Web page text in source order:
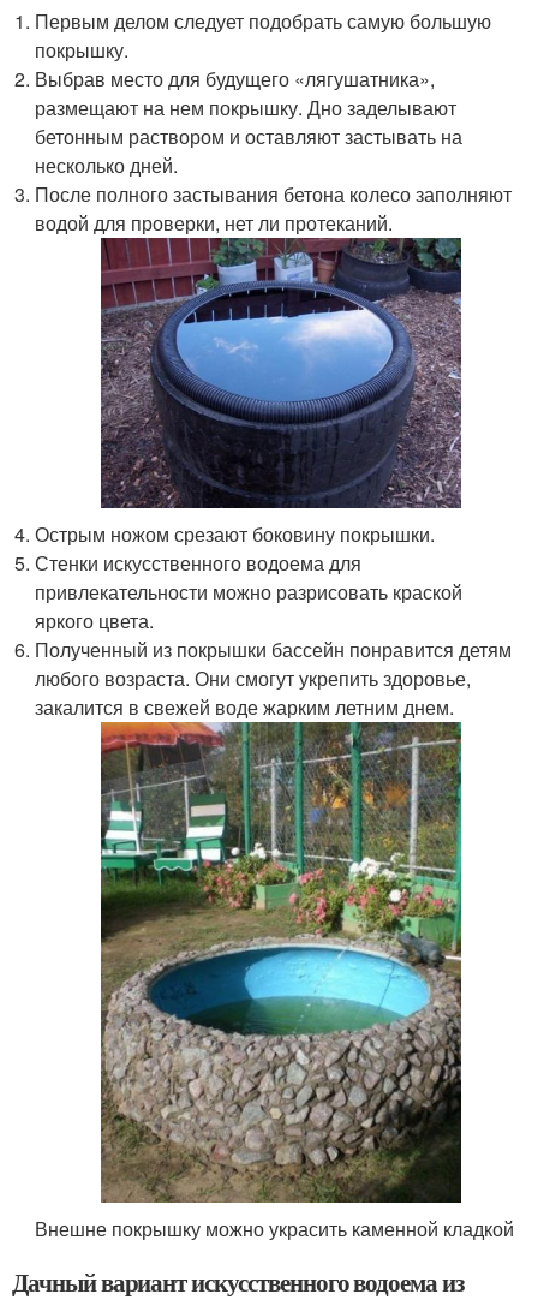
Первым делом следует подобрать самую большую
покрышку.
Выбрав место для будущего «лягушатника»,
размещают на нем покрышку. Дно заделывают
бетонным раствором и оставляют застывать на
несколько дней.
После полного застывания бетона колесо заполняют
водой для проверки, нет ли протеканий.
Острым ножом срезают боковину покрышки.
Стенки искусственного водоема для
привлекательности можно разрисовать краской
яркого цвета.
Полученный из покрышки бассейн понравится детям
любого возраста. Они смогут укрепить здоровье,
закалится в свежей воде жарким летним днем.
Внешне покрышку можно украсить каменной кладкой
Дачный вариант искусственного водоема из